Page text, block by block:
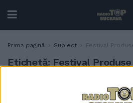
Prima pagină Subiect Festival
Etichetă: Festival
Peste
90 de